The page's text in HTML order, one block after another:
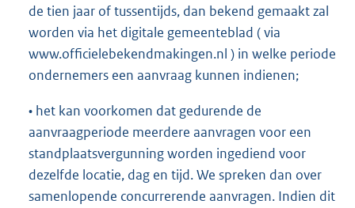
de tien jaar of tussentijds, dan bekend gemaakt zal
worden via het digitale gemeenteblad ( via
www.officielebekendmakingen.nl ) in welke periode
ondernemers een aanvraag kunnen indienen;
• het kan voorkomen dat gedurende de
aanvraagperiode meerdere aanvragen voor een
standplaatsvergunning worden ingediend voor
dezelfde locatie, dag en tijd. We spreken dan over
samenlopende concurrerende aanvragen. Indien dit